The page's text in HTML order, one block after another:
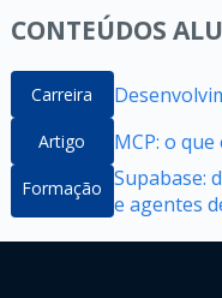
CONTEÚDOS
Carreira
Artigo MCP: o
Formação Supabase:
e agentes